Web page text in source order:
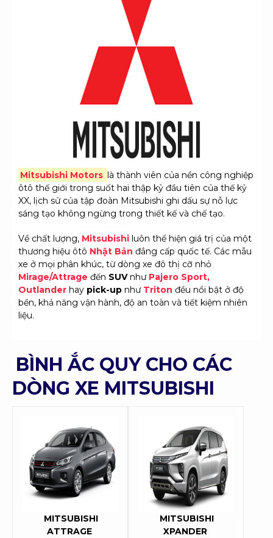
Mitsubishi Motors là thành viên của nền công nghiệp
ôtô thế giới trong suốt hai thập kỷ đầu tiên của thế kỷ
XX, lịch sử của tập đoàn Mitsubishi ghi dấu sự nỗ lực
sáng tạo không ngừng trong thiết kế và chế tạo.
Về chất lượng, Mitsubishi luôn thể hiện giá trị của một
thương hiệu ôtô Nhật Bản đẳng cấp quốc tế. Các mẫu
xe ở mọi phân khúc, từ dòng xe đô thị cỡ nhỏ
Mirage/Attrage đến SUVnhư Pajero Sport,
Outlander hay pick-up như Triton đều nổi bật ở độ
bền, khả năng vận hành, độ an toàn và tiết kiệm nhiên
liệu.
BÌNH ẮC QUY CHO CÁC
DÒNG XE MITSUBISHI
MITSUBISHI
ATTRAGE
MITSUBISHI
XPANDER